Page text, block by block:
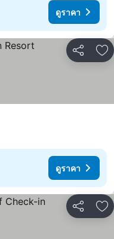
ดูราคา
แชร์ เ
ดูราคา
แชร์ เ